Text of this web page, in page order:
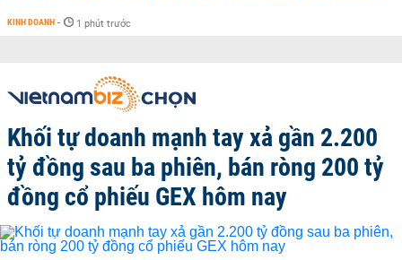
KINH DOANH - 1 phút trước
Khối tự doanh mạnh tay xả gần 2.200
tỷ đồng sau ba phiên, bán ròng 200 tỷ
đồng cổ phiếu GEX hôm nay